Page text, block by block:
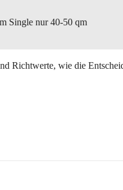
Single nur 40-50 qm
Richtwerte, wie die